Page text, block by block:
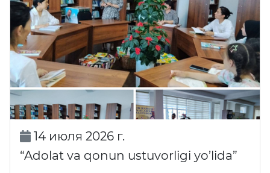
14 июля 2026 г.
“Adolat va qonun ustuvorligi yo’lida”